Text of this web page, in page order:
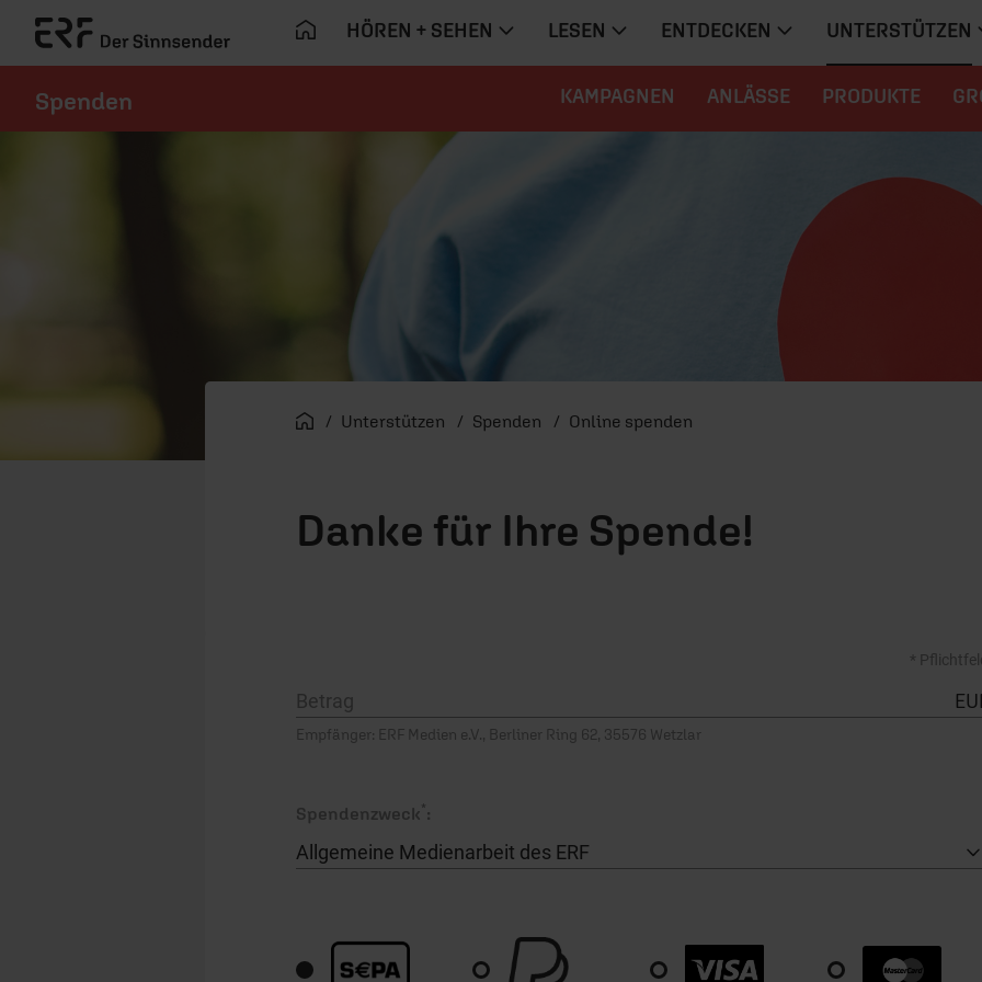
HÖREN + SEHEN LESEN ENTDECKEN UNTERSTÜTZEN
Spenden KAMPAGNEN ANLÄSSE PRODUKTE
Startseite
Unterstützen Spenden Online spenden
Danke für Ihre Spende!
*
Empfänger: ERF Medien e.V., Berliner Ring 62, 35576 Wetzlar
Spendenzweck * :